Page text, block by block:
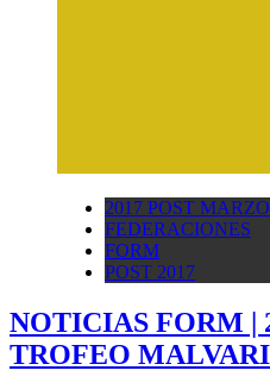
2017 POST MARZO
FEDERACIONES
FORM
POST 2017
NOTICIAS FORM |
TROFEO